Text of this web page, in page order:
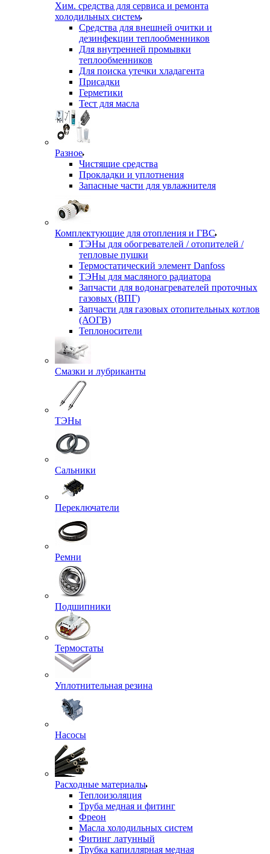
Хим. средства для сервиса и ремонта
холодильных систем
Средства для внешней очитки и
дезинфекции теплообменников
Для внутренней промывки
теплообменников
Для поиска утечки хладагента
Присадки
Герметики
Тест для масла
Разное
Чистящие средства
Прокладки и уплотнения
Запасные части для увлажнителя
Комплектующие для отопления и ГВС
ТЭНы для обогревателей / отопителей /
тепловые пушки
Термостатический элемент Danfoss
ТЭНы для масляного радиатора
Запчасти для водонагревателей проточных
газовых (ВПГ)
Запчасти для газовых отопительных котлов
(АОГВ)
Теплоносители
Смазки и лубриканты
ТЭНы
Сальники
Переключатели
Ремни
Подшипники
Термостаты
Уплотнительная резина
Насосы
Расходные материалы
Теплоизоляция
Труба медная и фитинг
Фреон
Масла холодильных систем
Фитинг латунный
Трубка капиллярная медная